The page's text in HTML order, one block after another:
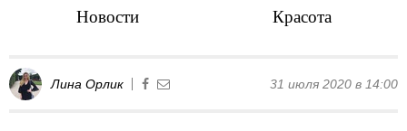
Новости Красота
Лина Орлик 31 июля 2020 в 14:00